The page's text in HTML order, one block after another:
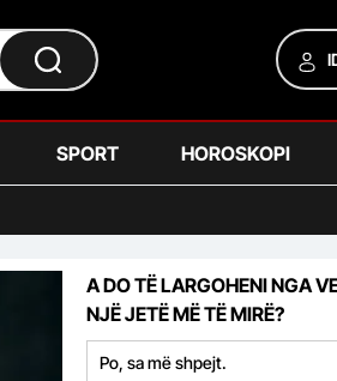
SPORT HOROSKOPI
A DO TË LARGOHENI NGA
NJË JETË MË TË MIRË?
Po, sa më shpejt.